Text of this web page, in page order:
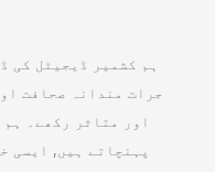
ہم کشمیر ڈیجیٹل کی
جرات مندانہ صحافت
اور متاثر رکھے۔
پہنچاتے ہیں, ایسی